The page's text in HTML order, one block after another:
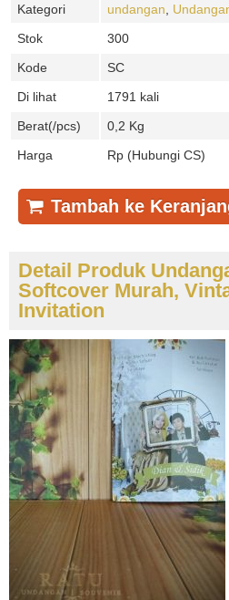
Kategori undangan
Stok
300
Kode
SC
Di lihat
1791 kali
Berat(/pcs)
0,2 Kg
Harga
Rp (Hubungi CS)
Tambah ke
Detail Produk
Softcover Murah,
Invitation